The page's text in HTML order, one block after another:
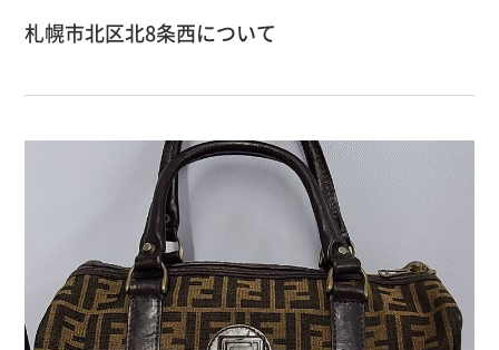
札幌市北区北8条西について